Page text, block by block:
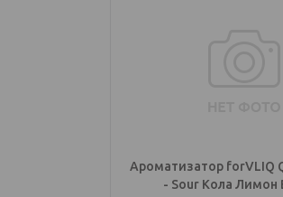
Ароматизатор forVLIQ
- Sour Кола Лимон